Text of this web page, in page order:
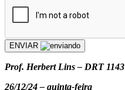
ENVIAR
Prof. Herbert Lins – DRT 1143
26/12/24 – quinta-feira